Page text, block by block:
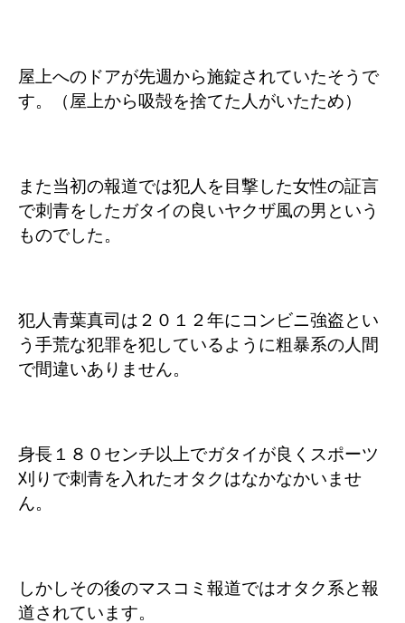
屋上へのドアが先週から施錠されていたそうで
す。（屋上から吸殻を捨てた人がいたため）
また当初の報道では犯人を目撃した女性の証言
で刺青をしたガタイの良いヤクザ風の男という
ものでした。
犯人青葉真司は２０１２年にコンビニ強盗とい
う手荒な犯罪を犯しているように粗暴系の人間
で間違いありません。
身長１８０センチ以上でガタイが良くスポーツ
刈りで刺青を入れたオタクはなかなかいませ
ん。
しかしその後のマスコミ報道ではオタク系と報
道されています。